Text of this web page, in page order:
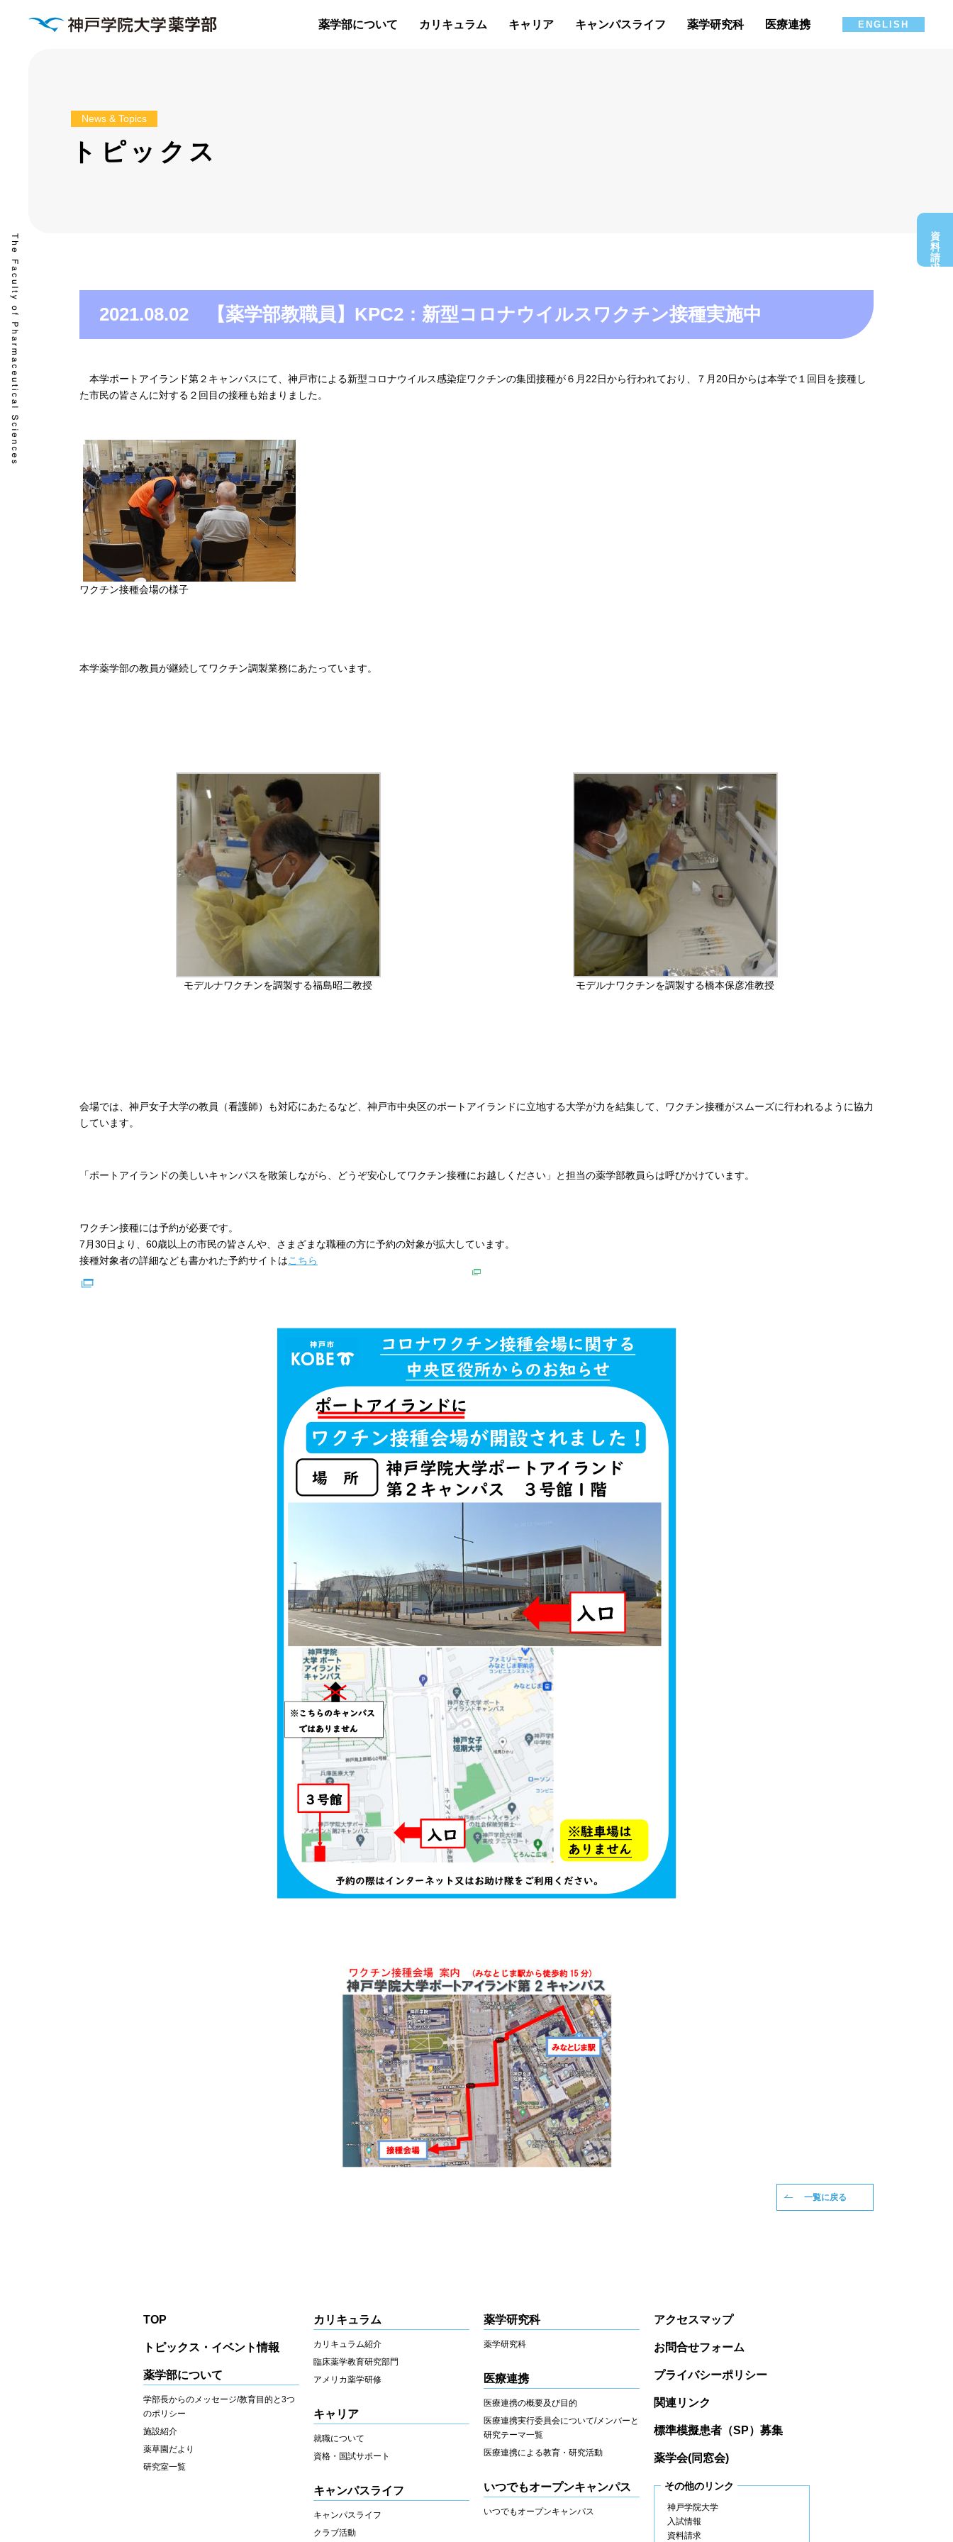
薬学部について カリキュラム キャリア キャンパスライフ 薬学研究科 医療連携 ENGLISH
News & Topics
トピックス
2021.08.02 【薬学部教職員】KPC2：新型コロナウイルスワクチン接種実施中
本学ポートアイランド第２キャンパスにて、神戸市による新型コロナウイルス感染症ワクチンの集団接種が６月22日から行われており、７月20日からは本学で１回目を接種し
た市民の皆さんに対する２回目の接種も始まりました。
ワクチン接種会場の様子
本学薬学部の教員が継続してワクチン調製業務にあたっています。
モデルナワクチンを調製する福島昭二教授 モデルナワクチンを調製する橋本保彦准教授
会場では、神戸女子大学の教員（看護師）も対応にあたるなど、神戸市中央区のポートアイランドに立地する大学が力を結集して、ワクチン接種がスムーズに行われるように協力
しています。
「ポートアイランドの美しいキャンパスを散策しながら、どうぞ安心してワクチン接種にお越しください」と担当の薬学部教員らは呼びかけています。
ワクチン接種には予約が必要です。
7月30日より、60歳以上の市民の皆さんや、さまざまな職種の方に予約の対象が拡大しています。
接種対象者の詳細なども書かれた予約サイトはこちら
一覧に戻る
資料請求
TOP
トピックス・イベント情報
薬学部について
学部長からのメッセージ/教育目的と3つ
のポリシー
施設紹介
薬草園だより
研究室一覧
カリキュラム
カリキュラム紹介
臨床薬学教育研究部門
アメリカ薬学研修
キャリア
就職について
資格・国試サポート
キャンパスライフ
キャンパスライフ
クラブ活動
薬学研究科
薬学研究科
医療連携
医療連携の概要及び目的
医療連携実行委員会について/メンバーと
研究テーマ一覧
医療連携による教育・研究活動
いつでもオープンキャンパス
いつでもオープンキャンパス
アクセスマップ
お問合せフォーム
プライバシーポリシー
関連リンク
標準模擬患者（SP）募集
薬学会(同窓会)
その他のリンク
神戸学院大学
入試情報
資料請求